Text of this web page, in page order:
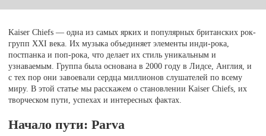
Kaiser Chiefs — одна из самых ярких и популярных британских рок-
групп XXI века. Их музыка объединяет элементы инди-рока,
постпанка и поп-рока, что делает их стиль уникальным и
узнаваемым. Группа была основана в 2000 году в Лидсе, Англия, и
с тех пор они завоевали сердца миллионов слушателей по всему
миру. В этой статье мы расскажем о становлении Kaiser Chiefs, их
творческом пути, успехах и интересных фактах.
Начало пути: Parva